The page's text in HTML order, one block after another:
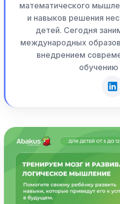
математического
и навыков решения
детей. Сегодня
международных
внедрением
обучению